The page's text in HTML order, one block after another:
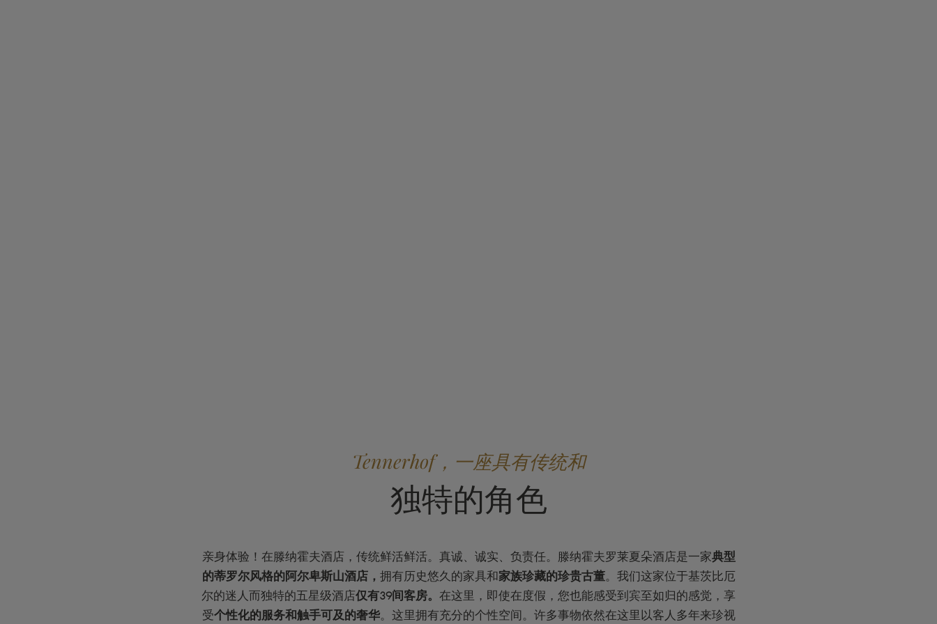
Tennerhof，一座具有传统和
独特的角色
亲身体验！在滕纳霍夫酒店，传统鲜活鲜活。真诚、诚实、负责任。滕纳霍夫罗莱夏朵酒店是一家典型
的蒂罗尔风格的阿尔卑斯山酒店， 拥有历史悠久的家具和家族珍藏的珍贵古董。我们这家位于基茨比厄
尔的迷人而独特的五星级酒店仅有39间客房。 在这里，即使在度假，您也能感受到宾至如归的感觉，享
受个性化的服务和触手可及的奢华。这里拥有充分的个性空间。许多事物依然在这里以客人多年来珍视